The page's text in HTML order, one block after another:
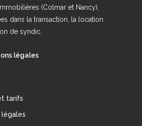
(Colmar et Nancy),
dans la transaction, la location
de syndic.
légales
tarifs
légales